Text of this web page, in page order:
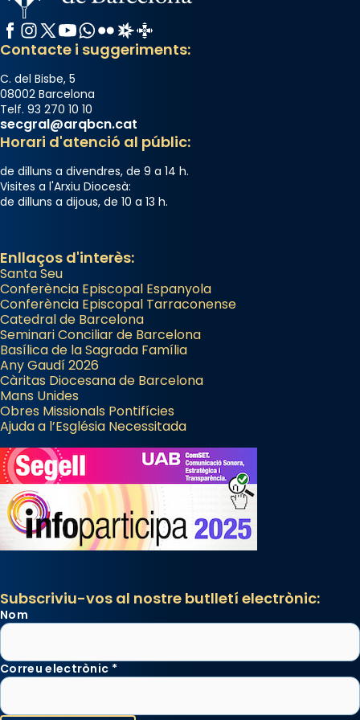
raïms de setembre te'n llepes els dits»,
segons una dita popular.
Photo
View on Facebook
Facebook
Instagram
X / Twitter
YouTube
WhatsApp
FlickrRadio Estel
Catalunya Cristiana
Contacte i suggeriments:
C. del Bisbe, 5
08002 Barcelona
Telf. 93 270 10 10
secgral@arqbcn.cat
Horari d'atenció al públic:
de dilluns a divendres, de 9 a 14 h.
Visites a l'Arxiu Diocesà:
de dilluns a dijous, de 10 a 13 h.
Enllaços d'interès:
Santa Seu
Conferència Episcopal Espanyola
Conferència Episcopal Tarraconense
Catedral de Barcelona
Seminari Conciliar de Barcelona
Basílica de la Sagrada Família
Any Gaudí 2026
Càritas Diocesana de Barcelona
Mans Unides
Obres Missionals Pontifícies
Ajuda a l’Església Necessitada
Subscriviu-vos al nostre butlletí electrònic:
Nom
Correu electrònic *